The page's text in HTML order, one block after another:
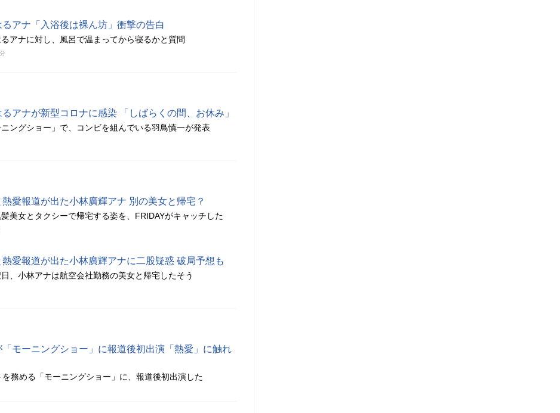
アナ「入浴後は裸ん坊」衝撃の告白
アナに対し、風呂で温まってから寝るかと質問
アナが新型コロナに感染 「しばらくの間、お休み」
ングショー」で、コンビを組んでいる羽鳥慎一が発表
愛報道が出た小林廣輝アナ 別の美女と帰宅？
美女とタクシーで帰宅する姿を、FRIDAYがキャッチした
愛報道が出た小林廣輝アナに二股疑惑 破局予想も
、小林アナは航空会社勤務の美女と帰宅したそう
モーニングショー」に報道後初出演「熱愛」に触れ
務める「モーニングショー」に、報道後初出演した